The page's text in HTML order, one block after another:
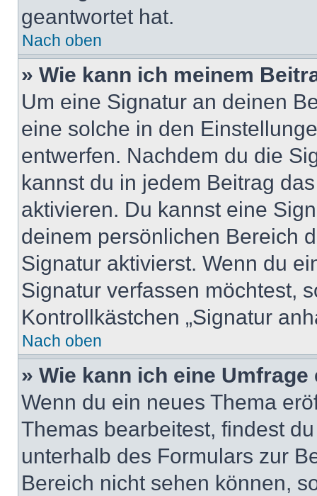
geantwortet hat.
Nach oben
» Wie kann ich meinem
Um eine Signatur an deinen
eine solche in den
entwerfen. Nachdem du die
kannst du in jedem Beitrag
aktivieren. Du kannst eine
deinem persönlichen Bereich
Signatur aktivierst. Wenn du
Signatur verfassen möchtest,
Kontrollkästchen „Signatur
Nach oben
» Wie kann ich eine
Wenn du ein neues Thema
Themas bearbeitest, findest
unterhalb des Formulars zur
Bereich nicht sehen können,